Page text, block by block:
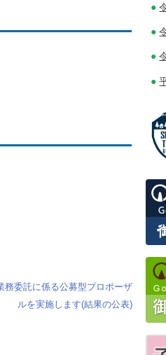
務委託に係る公募型プロポーザ
ルを実施します(結果の公表)